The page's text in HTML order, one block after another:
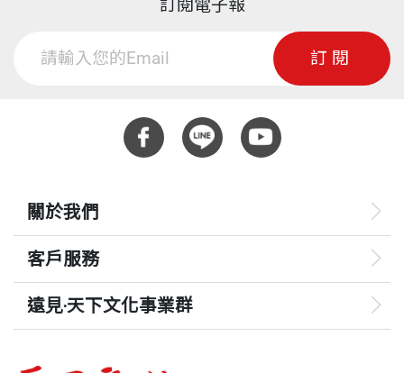
訂閱電子報
訂閱
關於我們
客戶服務
遠見‧天下文化事業群